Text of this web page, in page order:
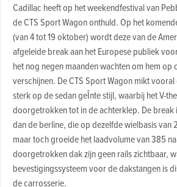
Cadillac heeft op het weekendfestival van
de CTS Sport Wagon onthuld. Op het
(van 4 tot 19 oktober) wordt deze van de
afgeleide break aan het Europese publiek
het nog negen maanden wachten om hem op
verschijnen. De CTS Sport Wagon mikt
sterk op de sedan geÎnte stijl, waarbij het V-
doorgetrokken tot in de achterklep. De break
dan de berline, die op dezelfde wielbasis van
maar toch groeide het laadvolume van 385
doorgetrokken dak zijn geen rails zichtbaar,
bevestigingssysteem voor de dakstangen is
de carrosserie.